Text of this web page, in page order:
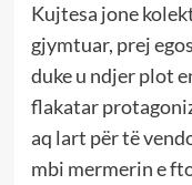
Kujtesa jone
gjymtuar, prej
duke u ndjer plot
flakatar
aq lart për të
mbi mermerin e